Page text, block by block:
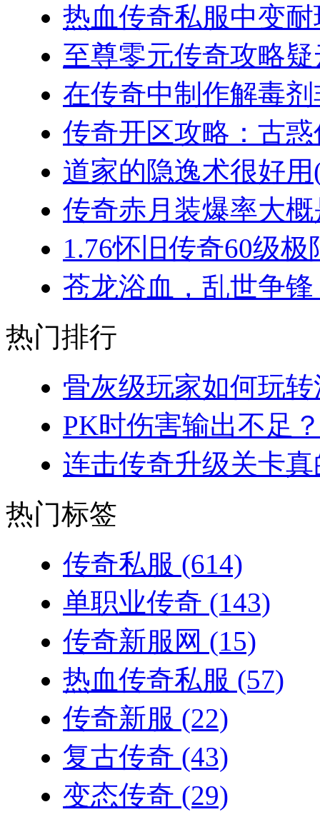
热血传奇私服中变
至尊零元传奇攻略
在传奇中制作解毒
传奇开区攻略：古
道家的隐逸术很好用
传奇赤月装爆率大
1.76怀旧传奇60级
苍龙浴血，乱世争
热门排行
骨灰级玩家如何玩
PK时伤害输出不足
连击传奇升级关卡
热门标签
传奇私服 (614)
单职业传奇 (143)
传奇新服网 (15)
热血传奇私服 (57)
传奇新服 (22)
复古传奇 (43)
变态传奇 (29)